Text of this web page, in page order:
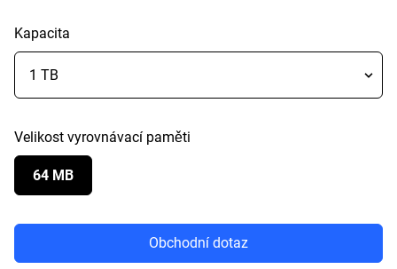
Kapacita
Velikost vyrovnávací paměti
64 MB
Obchodní dotaz